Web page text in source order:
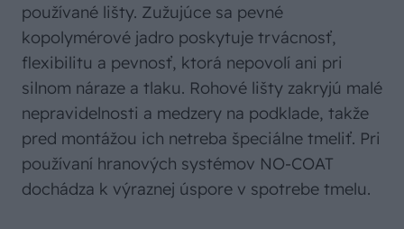
používané lišty. Zužujúce sa pevné
kopolymérové jadro poskytuje trvácnosť,
flexibilitu a pevnosť, ktorá nepovolí ani pri
silnom náraze a tlaku. Rohové lišty zakryjú malé
nepravidelnosti a medzery na podklade, takže
pred montážou ich netreba špeciálne tmeliť. Pri
používaní hranových systémov NO-COAT
dochádza k výraznej úspore v spotrebe tmelu.